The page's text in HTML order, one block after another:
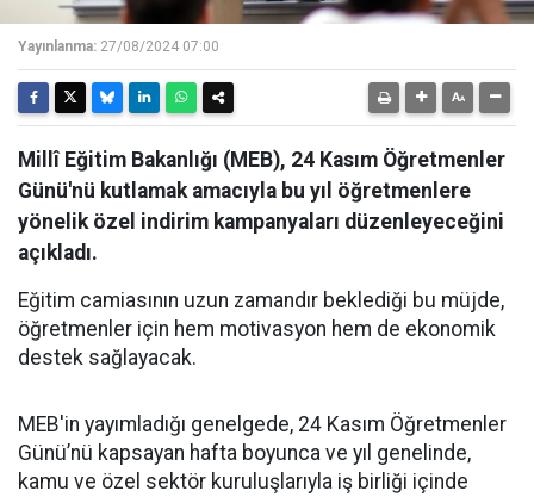
Yayınlanma: 27/08/2024 07:00
Millî Eğitim Bakanlığı (MEB), 24 Kasım Öğretmenler
Günü'nü kutlamak amacıyla bu yıl öğretmenlere
yönelik özel indirim kampanyaları düzenleyeceğini
açıkladı.
Eğitim camiasının uzun zamandır beklediği bu müjde,
öğretmenler için hem motivasyon hem de ekonomik
destek sağlayacak.
MEB'in yayımladığı genelgede, 24 Kasım Öğretmenler
Günü’nü kapsayan hafta boyunca ve yıl genelinde,
kamu ve özel sektör kuruluşlarıyla iş birliği içinde